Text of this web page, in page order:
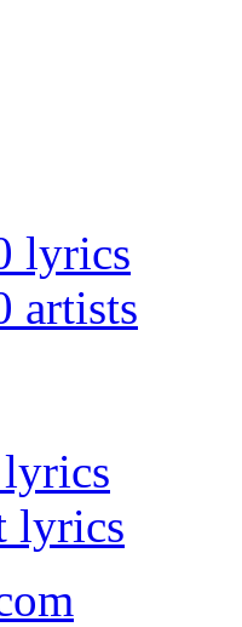
lyrics
artists
lyrics